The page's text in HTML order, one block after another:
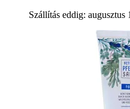
Szállítás eddig: augusztus